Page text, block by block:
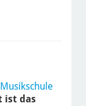
ist das